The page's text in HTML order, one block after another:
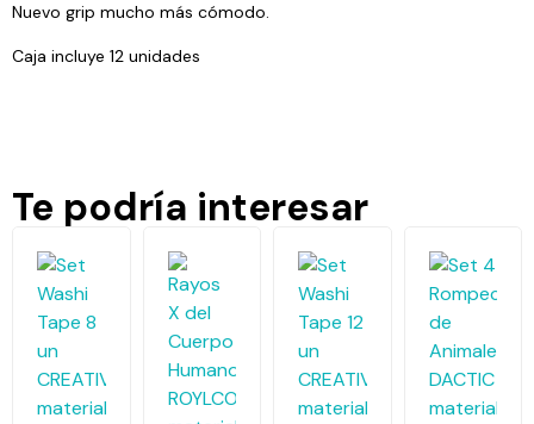
Nuevo grip mucho más cómodo.
Caja incluye 12 unidades
Te podría interesar